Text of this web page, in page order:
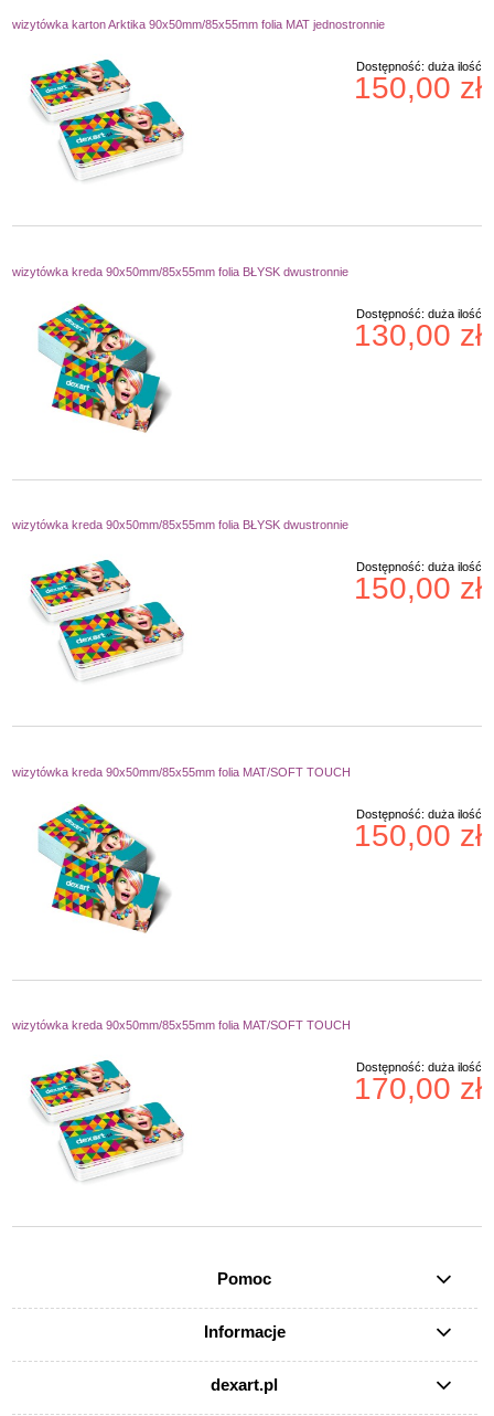
wizytówka karton Arktika 90x50mm/85x55mm folia MAT jednostronnie
Dostępność: duża ilość
150,00 zł
wizytówka kreda 90x50mm/85x55mm folia BŁYSK dwustronnie
Dostępność: duża ilość
130,00 zł
wizytówka kreda 90x50mm/85x55mm folia BŁYSK dwustronnie
Dostępność: duża ilość
150,00 zł
wizytówka kreda 90x50mm/85x55mm folia MAT/SOFT TOUCH
Dostępność: duża ilość
150,00 zł
wizytówka kreda 90x50mm/85x55mm folia MAT/SOFT TOUCH
Dostępność: duża ilość
170,00 zł
Pomoc
Informacje
dexart.pl